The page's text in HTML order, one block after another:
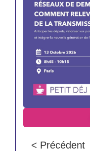
< Précédent